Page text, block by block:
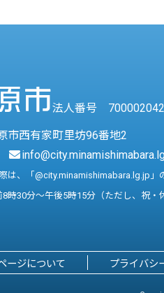
法人番号
市西有家町里坊96番地2
は、「@city.minamishimabara.lg.jp」
時30分～午後5時15分（ただし、祝・
ージについて プライバシ